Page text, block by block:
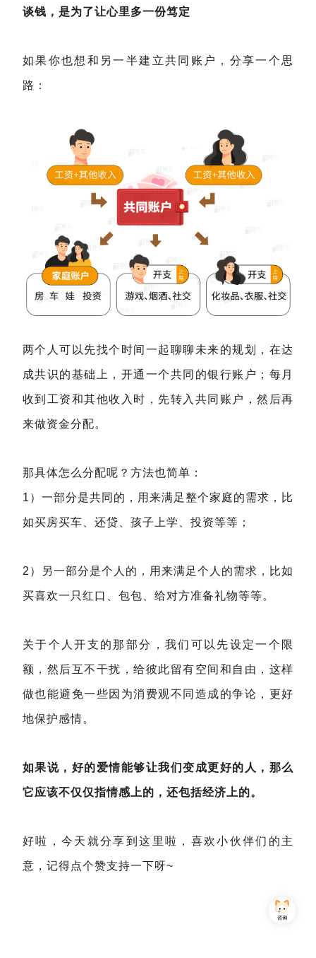
谈钱，是为了让心里多一份笃定
如果你也想和另一半建立共同账户，分享一个思
路：
两个人可以先找个时间一起聊聊未来的规划，在达
成共识的基础上，开通一个共同的银行账户；每月
收到工资和其他收入时，先转入共同账户，然后再
来做资金分配。
那具体怎么分配呢？方法也简单：
1）一部分是共同的，用来满足整个家庭的需求，比
如买房买车、还贷、孩子上学、投资等等；
2）另一部分是个人的，用来满足个人的需求，比如
买喜欢一只红口、包包、给对方准备礼物等等。
关于个人开支的那部分，我们可以先设定一个限
额，然后互不干扰，给彼此留有空间和自由，这样
做也能避免一些因为消费观不同造成的争论，更好
地保护感情。
如果说，好的爱情能够让我们变成更好的人，那么
它应该不仅仅指情感上的，还包括经济上的。
好啦，今天就分享到这里啦，喜欢小伙伴们的主
意，记得点个赞支持一下呀~